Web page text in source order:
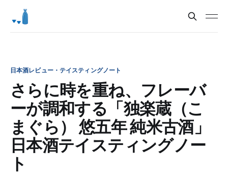
日本酒レビュー・テイスティングノート
さらに時を重ね、フレーバ
ーが調和する「独楽蔵（こ
まぐら） 悠五年 純米古酒」
日本酒テイスティングノー
ト